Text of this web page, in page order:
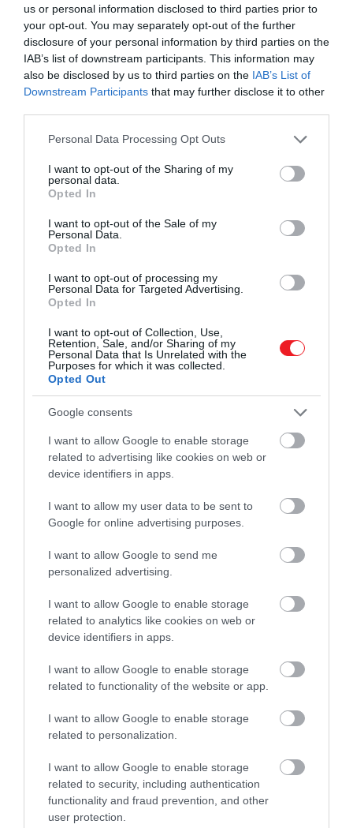
us or personal information disclosed to third parties prior to
your opt-out. You may separately opt-out of the further
disclosure of your personal information by third parties on the
IAB’s list of downstream participants. This information may
also be disclosed by us to third parties on the IAB’s List of
Downstream Participants that may further disclose it to other
Please note that this website/app uses one or more Google
not limited to your visit or usage behaviour. You may click to
grant or deny consent to Google and its third-party tags to
use your data for below specified purposes in below Google
consent section.
Personal Data Processing Opt Outs
I want to opt-out of the Sharing of my
personal data.
Opted In
I want to opt-out of the Sale of my
Personal Data.
Opted In
I want to opt-out of processing my
Personal Data for Targeted Advertising.
Opted In
I want to opt-out of Collection, Use,
Retention, Sale, and/or Sharing of my
Personal Data that Is Unrelated with the
Purposes for which it was collected.
Opted Out
Google consents
I want to allow Google to enable storage
related to advertising like cookies on web or
device identifiers in apps.
I want to allow my user data to be sent to
Google for online advertising purposes.
I want to allow Google to send me
personalized advertising.
I want to allow Google to enable storage
related to analytics like cookies on web or
device identifiers in apps.
I want to allow Google to enable storage
related to functionality of the website or app.
I want to allow Google to enable storage
related to personalization.
I want to allow Google to enable storage
related to security, including authentication
functionality and fraud prevention, and other
user protection.
összedobható a tökéletes tojásrántotta
Elkészítése:
Olvasszuk meg a vajat egy serpenyőben,
közepesen magas hőfokon.
Verjük fel a tojásokat egy kevés vízzel együtt
egy tálban.
Ezt is olvasd el!A húsvéti vendégváró
ördögtojás, ami mindenkinek ízleni fog – recept!
Adjuk hozzá a feta sajtot, majd kevergetve
süssük, amíg a tojások meg nem szilárdulnak.
(Forrás:Allrecipes )
Nyitókép:A görög rántottához mindössze
Shutterstock
FETA
GASZTRONÓMIA
2026. JÚLIUS 14. ● GASZTRONÓMIA
így tárold…
2026. JÚLIUS 15. ● GASZTRONÓMIA
Apró pohár, brutális koffein: a vietnámi